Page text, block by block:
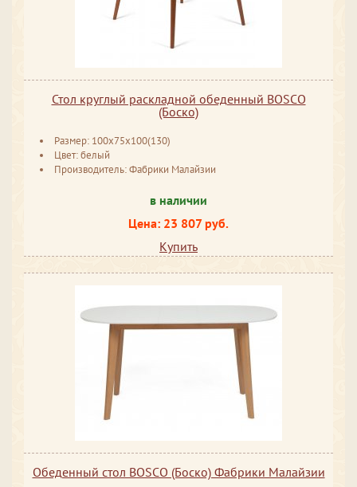
Стол круглый раскладной обеденный BOSCO
(Боско)
Размер: 100х75х100(130)
Цвет: белый
Производитель: Фабрики Малайзии
в наличии
Цена: 23 807 руб.
Купить
Обеденный стол BOSCO (Боско) Фабрики Малайзии